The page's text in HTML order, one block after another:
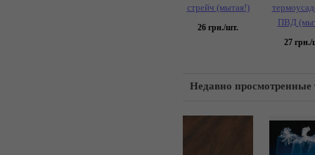
стрейч (мытая!)
26 грн./шт.
ПВД
27 грн./
Недавно просмотренные